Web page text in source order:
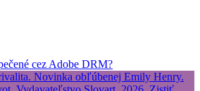
cez Adobe DRM?